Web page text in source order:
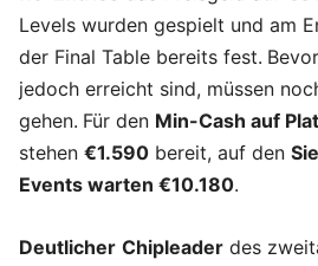
Levels wurden gespielt und am
der Final Table bereits fest.
jedoch erreicht sind, müssen
gehen. Für den Min-Cash auf
stehen €1.590 bereit, auf den
Events warten €10.180.
Deutlicher Chipleader des